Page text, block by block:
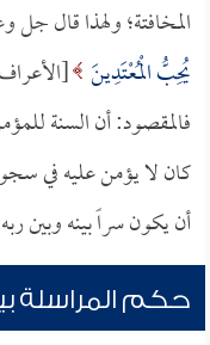
المخافتة؛ ولهذا قال جل
يُحِبُّ الْمُعْتَدِينَ
فالمقصود: أن السنة
كان لا يؤمن عليه في
أن يكون سراً بينه وبين
حكم المراسلة